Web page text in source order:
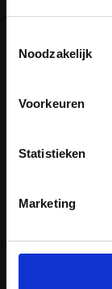
Noodzakelijk
Voorkeuren
Statistieken
Marketing
DOSTA